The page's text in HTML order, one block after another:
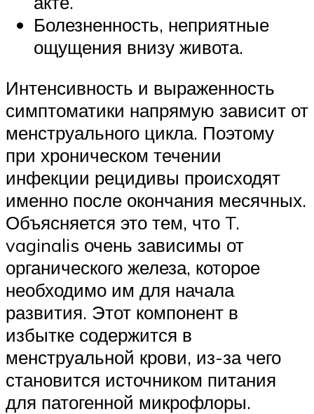
Болезненность, неприятные
ощущения внизу живота.
Интенсивность и выраженность
симптоматики напрямую зависит от
менструального цикла. Поэтому
при хроническом течении
инфекции рецидивы происходят
именно после окончания месячных.
Объясняется это тем, что T.
vaginalis очень зависимы от
органического железа, которое
необходимо им для начала
развития. Этот компонент в
избытке содержится в
менструальной крови, из-за чего
становится источником питания
для патогенной микрофлоры.